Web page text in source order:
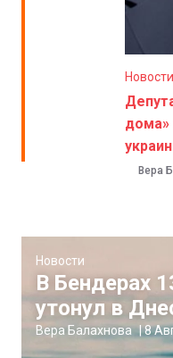
Новости
дома»
Вера
Новости
В Бендерах
утонул в
Вера Балахнова |8